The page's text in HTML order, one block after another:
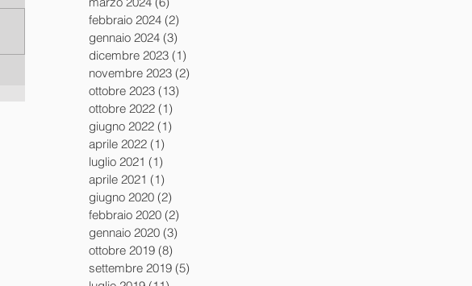
febbraio 2024 (2)
gennaio 2024 (3)
dicembre 2023 (1)
novembre 2023 (2)
ottobre 2023 (13)
ottobre 2022 (1)
giugno 2022 (1)
aprile 2022 (1)
luglio 2021 (1)
aprile 2021 (1)
giugno 2020 (2)
febbraio 2020 (2)
gennaio 2020 (3)
ottobre 2019 (8)
settembre 2019 (5)